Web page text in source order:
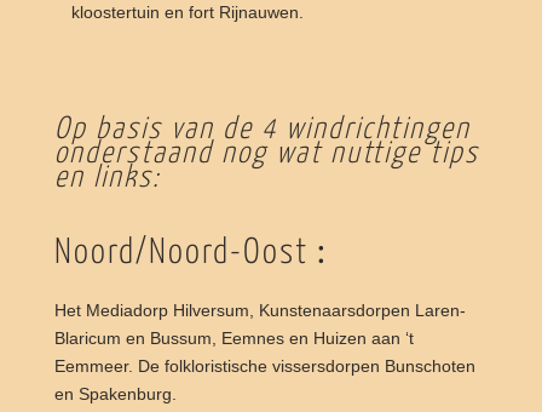
kloostertuin en fort Rijnauwen.
Op basis van de 4 windrichtingen
onderstaand nog wat nuttige tips
en links:
Noord/Noord-Oost :
Het Mediadorp Hilversum, Kunstenaarsdorpen Laren-
Blaricum en Bussum, Eemnes en Huizen aan ‘t
Eemmeer. De folkloristische vissersdorpen Bunschoten
en Spakenburg.